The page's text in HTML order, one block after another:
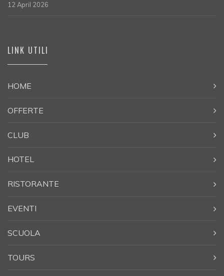
12 April 2026
LINK UTILI
HOME
OFFERTE
CLUB
HOTEL
RISTORANTE
EVENTI
SCUOLA
TOURS